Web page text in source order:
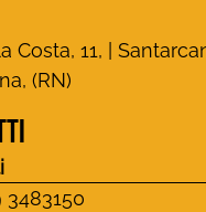
Costa, 11, |
(RN)
3483150